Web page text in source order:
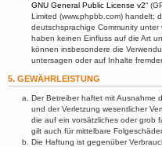
GNU General Public License v2“
Limited (www.phpbb.com) handelt;
deutschsprachige Community
haben keinen Einfluss auf die Art
können insbesondere die
untersagen oder auf Inhalte
5. GEWÄHRLEISTUNG
Der Betreiber haftet mit Ausnahme
und der Verletzung wesentlicher
die auf ein vorsätzliches oder grob
gilt auch für mittelbare
Die Haftung ist gegenüber